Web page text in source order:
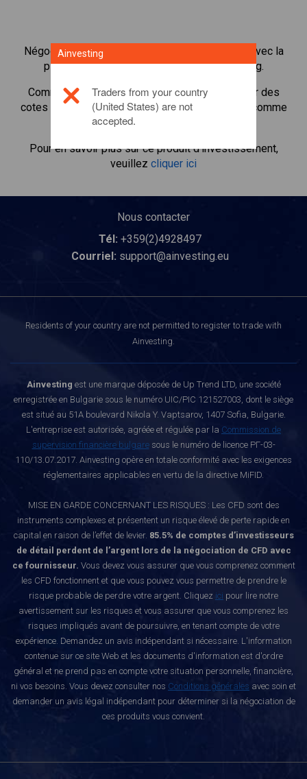
Négocier plus de 1 000 actions internationales avec la
plateforme de négociation CFD de Ainvesting.
Commencer à négocier les CFD enBP
. Recevoir des
cotes en temps réel et recevoir des dividendes comme
si vous déteniez l'action elle-même.
Pour en savoir plus sur ce produit d'investissement,
veuillez cliquer ici
Nous contacter
Tél: +359(2)4928497
Courriel: support@ainvesting.eu
Residents of your country are not permitted to register to trade with
Ainvesting.
Ainvesting est une marque déposée de Up Trend LTD, une société
enregistrée en Bulgarie sous le numéro UIC/PIC 121527003, dont le siège
est situé au 51A boulevard Nikola Y. Vaptsarov, 1407 Sofia, Bulgarie.
L'entreprise est autorisée, agréée et régulée par la Commission de
supervision financière bulgaresous le numéro de licence РГ-03-
110/13.07.2017. Ainvesting opère en totale conformité avec les exigences
réglementaires applicables en vertu de la directive MiFID.
MISE EN GARDE CONCERNANT LES RISQUES : Les CFD sont des
instruments complexes et présentent un risque élevé de perte rapide en
capital en raison de l’effet de levier. 85.5% de comptes d’investisseurs
de détail perdent de l’argent lors de la négociation de CFD avec
ce fournisseur. Vous devez vous assurer que vous comprenez comment
les CFD fonctionnent et que vous pouvez vous permettre de prendre le
risque probable de perdre votre argent. Cliquez ici pour lire notre
avertissement sur les risques et vous assurer que vous comprenez les
risques impliqués avant de poursuivre, en tenant compte de votre
expérience. Demandez un avis indépendant si nécessaire. L'information
contenue sur ce site Web et les documents d'information est d'ordre
général et ne prend pas en compte votre situation personnelle, financière,
ni vos besoins. Vous devez consulter nos Conditions générales avec soin et
demander un avis légal indépendant pour déterminer si la négociation de
ces produits vous convient.
Ainvesting
Traders from your country
(United States) are not
accepted.